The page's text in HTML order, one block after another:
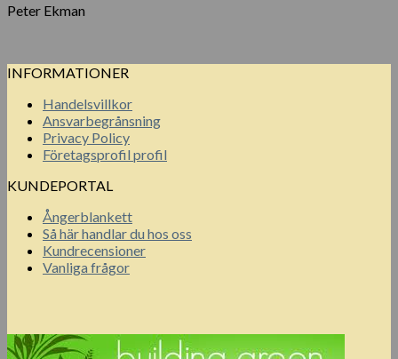
Peter Ekman
INFORMATIONER
Handelsvillkor
Ansvarbegrånsning
Privacy Policy
Företagsprofil profil
KUNDEPORTAL
Ångerblankett
Så här handlar du hos oss
Kundrecensioner
Vanliga frågor